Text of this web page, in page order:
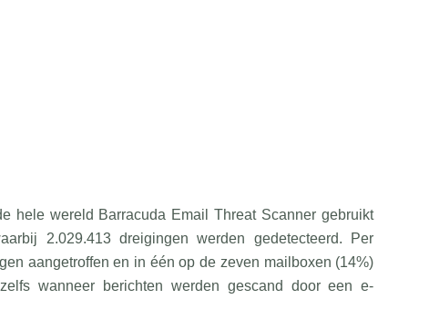
hele wereld Barracuda Email Threat Scanner gebruikt
2.029.413 dreigingen werden gedetecteerd. Per
aangetroffen en in één op de zeven mailboxen (14%)
wanneer berichten werden gescand door een e-